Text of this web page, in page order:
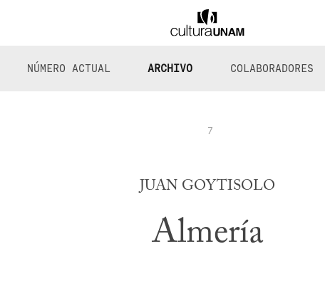
NÚMERO ACTUAL ARCHIVO COLABORADORES
7
JUAN GOYTISOLO
Almería